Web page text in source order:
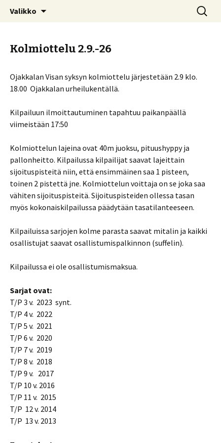
Ojakkalan Visa
Ojakkalan kylällä toimiva urheiluseura
Valikko Haku:
Kolmiottelu 2.9.-26
Ojakkalan Visan syksyn kolmiottelu järjestetään 2.9 klo.
18.00 Ojakkalan urheilukentällä.
Kilpailuun ilmoittautuminen tapahtuu paikanpäällä
viimeistään 17:50
Kolmiottelun lajeina ovat 40m juoksu, pituushyppy ja
pallonheitto. Kilpailussa kilpailijat saavat lajeittain
sijoituspisteitä niin, että ensimmäinen saa 1 pisteen,
toinen 2 pistettä jne. Kolmiottelun voittaja on se joka saa
vähiten sijoituspisteitä. Sijoituspisteiden ollessa tasan
myös kokonaiskilpailussa päädytään tasatilanteeseen.
Kilpailuissa sarjojen kolme parasta saavat mitalin ja kaikki
osallistujat saavat osallistumispalkinnon (suffelin).
Kilpailussa ei ole osallistumismaksua.
Sarjat ovat:
T/P 3 v. 2023 synt.
T/P 4 v. 2022
T/P 5 v. 2021
T/P 6 v. 2020
T/P 7 v. 2019
T/P 8 v. 2018
T/P 9 v. 2017
T/P 10 v. 2016
T/P 11 v. 2015
T/P 12 v. 2014
T/P 13 v. 2013